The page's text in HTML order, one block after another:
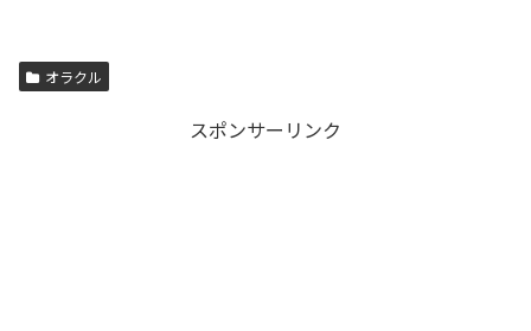
オラクル
スポンサーリンク